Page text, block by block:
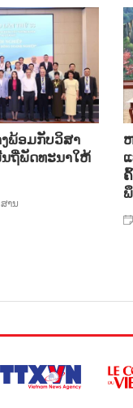
ພ້ອມກັບ​ວິ​ສາ​
ນ​ຖີ່​ພັດ​ທະ​ນາ​ໃຫ້​
ານ